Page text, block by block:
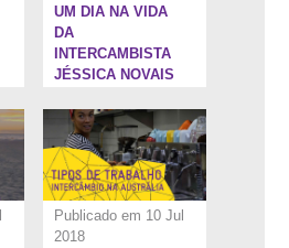
UM DIA NA VIDA
DA
INTERCAMBISTA
JÉSSICA NOVAIS
Publicado em 10 Jul
2018